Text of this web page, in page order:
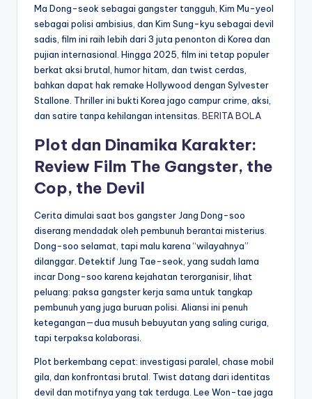
Ma Dong-seok sebagai gangster tangguh, Kim Mu-yeol
sebagai polisi ambisius, dan Kim Sung-kyu sebagai devil
sadis, film ini raih lebih dari 3 juta penonton di Korea dan
pujian internasional. Hingga 2025, film ini tetap populer
berkat aksi brutal, humor hitam, dan twist cerdas,
bahkan dapat hak remake Hollywood dengan Sylvester
Stallone. Thriller ini bukti Korea jago campur crime, aksi,
dan satire tanpa kehilangan intensitas. BERITA BOLA
Plot dan Dinamika Karakter:
Review Film The Gangster, the
Cop, the Devil
Cerita dimulai saat bos gangster Jang Dong-soo
diserang mendadak oleh pembunuh berantai misterius.
Dong-soo selamat, tapi malu karena “wilayahnya”
dilanggar. Detektif Jung Tae-seok, yang sudah lama
incar Dong-soo karena kejahatan terorganisir, lihat
peluang: paksa gangster kerja sama untuk tangkap
pembunuh yang juga buruan polisi. Aliansi ini penuh
ketegangan—dua musuh bebuyutan yang saling curiga,
tapi terpaksa kolaborasi.
Plot berkembang cepat: investigasi paralel, chase mobil
gila, dan konfrontasi brutal. Twist datang dari identitas
devil dan motifnya yang tak terduga. Lee Won-tae jaga